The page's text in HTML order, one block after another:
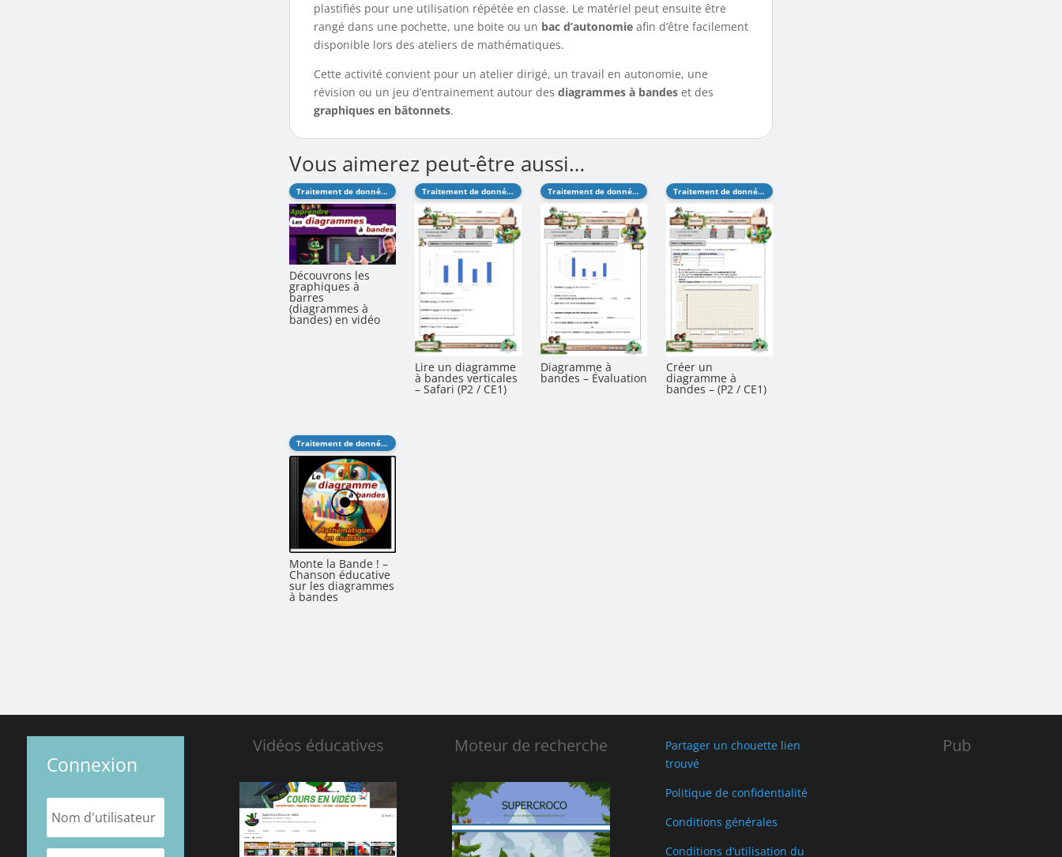
plastifiés pour une utilisation répétée en classe. Le matériel peut ensuite être
rangé dans une pochette, une boite ou un bac d’autonomieafin d’être facilement
disponible lors des ateliers de mathématiques.
Cette activité convient pour un atelier dirigé, un travail en autonomie, une
révision ou un jeu d’entrainement autour des diagrammes à bandeset des
graphiques en bâtonnets.
Vous aimerez peut-être aussi…
Traitement de données
Découvrons les
graphiques à
barres
(diagrammes à
bandes) en vidéo
Traitement de données
Lire un diagramme
à bandes verticales
– Safari (P2 / CE1)
Traitement de données
Diagramme à
bandes – Évaluation
Traitement de données
Créer un
diagramme à
bandes – (P2 / CE1)
Traitement de données
Monte la Bande ! –
Chanson éducative
sur les diagrammes
à bandes
Connexion
Vidéos éducatives Moteur de recherche
Partager un chouette lien
trouvé
Politique de confidentialité
Conditions générales
Conditions d’utilisation du
Pub